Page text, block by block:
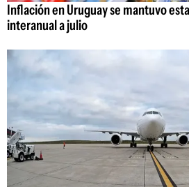
Inflación en Uruguay se mantuvo
interanual a julio